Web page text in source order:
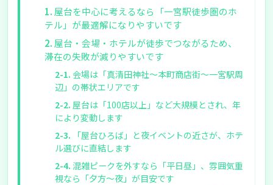
屋台を中心に考えるなら「一宮駅徒歩圏のホ
テル」が最適解になりやすいです
屋台・会場・ホテルが徒歩でつながるため、
滞在の失敗が減りやすいです
会場は「真清田神社〜本町商店街〜一宮駅周
辺」の帯状エリアです
屋台は「100店以上」など大規模とされ、年
により変動します
「屋台ひろば」と夜イベントの近さが、ホテ
ル選びに直結します
混雑ピークを外すなら「平日昼」、雰囲気重
視なら「夕方〜夜」が目安です